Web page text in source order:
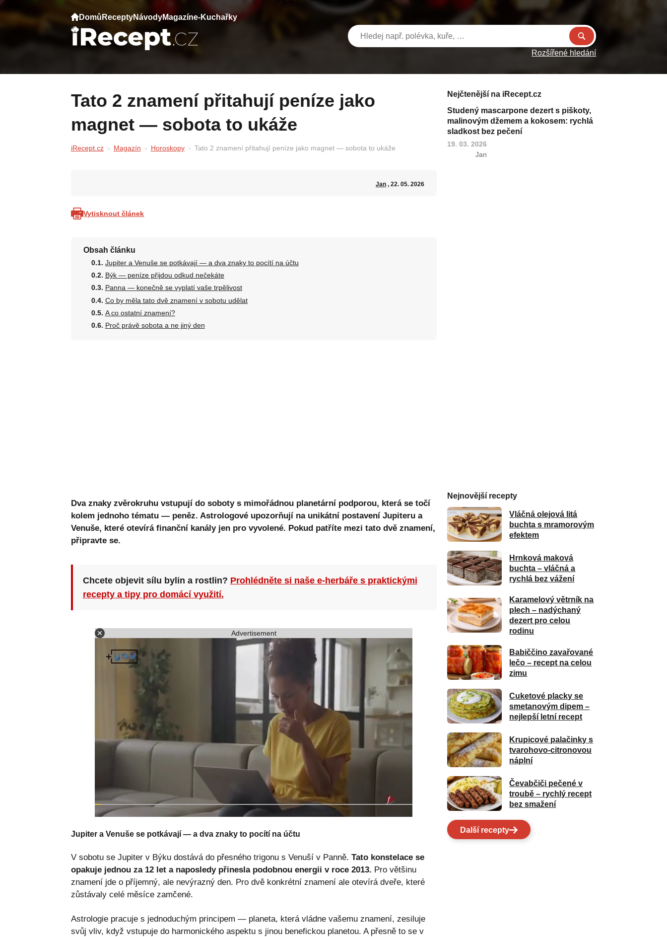
Domů ReceptyNávodyMagazíne-Kuchařky
Rozšířené hledání
Tato 2 znamení přitahují peníze jako
magnet — sobota to ukáže
iRecept.cz Magazín Horoskopy Tato 2 znamení přitahují peníze jako magnet — sobota to ukáže
Jan, 22. 05. 2026
Vytisknout článek
Obsah článku
Jupiter a Venuše se potkávají — a dva znaky to pocítí na účtu
Býk — peníze přijdou odkud nečekáte
Panna — konečně se vyplatí vaše trpělivost
Co by měla tato dvě znamení v sobotu udělat
A co ostatní znamení?
Proč právě sobota a ne jiný den
Dva znaky zvěrokruhu vstupují do soboty s mimořádnou planetární podporou, která se točí
kolem jednoho tématu — peněz. Astrologové upozorňují na unikátní postavení Jupiteru a
Venuše, které otevírá finanční kanály jen pro vyvolené. Pokud patříte mezi tato dvě znamení,
připravte se.
Chcete objevit sílu bylin a rostlin? Prohlédněte si naše e-herbáře s praktickými
recepty a tipy pro domácí využití.
Advertisement
Jupiter a Venuše se potkávají — a dva znaky to pocítí na účtu
V sobotu se Jupiter v Býku dostává do přesného trigonu s Venuší v Panně. Tato konstelace se
opakuje jednou za 12 let a naposledy přinesla podobnou energii v roce 2013. Pro většinu
znamení jde o příjemný, ale nevýrazný den. Pro dvě konkrétní znamení ale otevírá dveře, které
zůstávaly celé měsíce zamčené.
Astrologie pracuje s jednoduchým principem — planeta, která vládne vašemu znamení, zesiluje
svůj vliv, když vstupuje do harmonického aspektu s jinou benefickou planetou. A přesně to se v
Nejčtenější na iRecept.cz
Studený mascarpone dezert s piškoty,
malinovým džemem a kokosem: rychlá
sladkost bez pečení
19. 03. 2026
Jan
Nejnovější recepty
Vláčná olejová litá
buchta s mramorovým
efektem
Hrnková maková
buchta – vláčná a
rychlá bez vážení
Karamelový větrník na
plech – nadýchaný
dezert pro celou
rodinu
Babiččino zavařované
lečo – recept na celou
zimu
Cuketové placky se
smetanovým dipem –
nejlepší letní recept
Krupicové palačinky s
tvarohovo-citronovou
náplní
Čevabčiči pečené v
troubě – rychlý recept
bez smažení
Další recepty